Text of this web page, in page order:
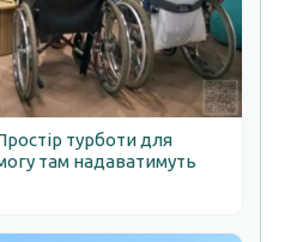
турботи для
там надаватимуть